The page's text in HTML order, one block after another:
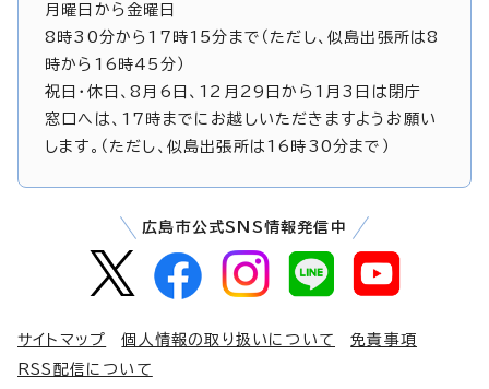
月曜日から金曜日
8時30分から17時15分まで（ただし、似島出張所は8
時から16時45分）
祝日・休日、8月6日、12月29日から1月3日は閉庁
窓口へは、17時までにお越しいただきますようお願い
します。（ただし、似島出張所は16時30分まで）
広島市公式SNS情報発信中
サイトマップ 個人情報の取り扱いについて
免責事項
RSS配信について